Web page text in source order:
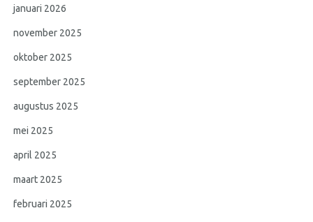
januari 2026
november 2025
oktober 2025
september 2025
augustus 2025
mei 2025
april 2025
maart 2025
februari 2025